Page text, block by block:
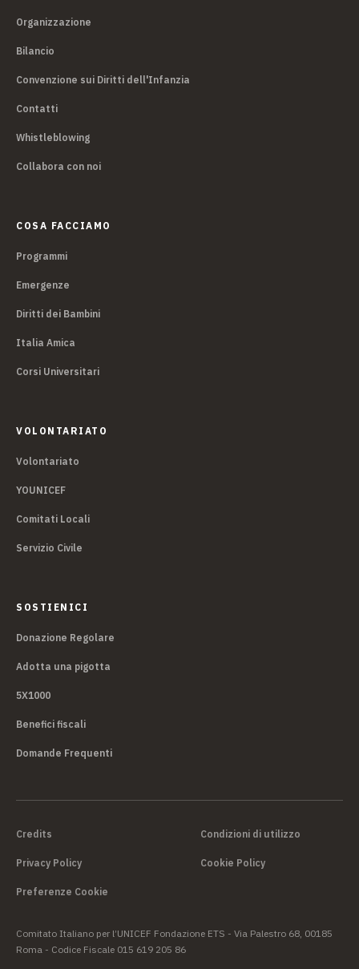
Organizzazione
Bilancio
Convenzione sui Diritti dell'Infanzia
Contatti
Whistleblowing
Collabora con noi
COSA FACCIAMO
Programmi
Emergenze
Diritti dei Bambini
Italia Amica
Corsi Universitari
VOLONTARIATO
Volontariato
YOUNICEF
Comitati Locali
Servizio Civile
SOSTIENICI
Donazione Regolare
Adotta una pigotta
5X1000
Benefici fiscali
Domande Frequenti
Credits Condizioni di utilizzo
Privacy Policy Cookie Policy
Preferenze Cookie
Comitato Italiano per l’UNICEF Fondazione ETS - Via Palestro 68, 00185
Roma - Codice Fiscale 015 619 205 86